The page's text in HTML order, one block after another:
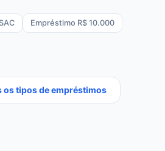
Empréstimo R$ 10.000
os tipos de empréstimos